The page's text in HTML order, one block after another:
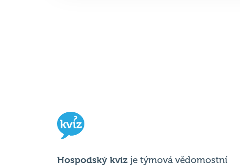
Hospodský kvíz je týmová vědomostní